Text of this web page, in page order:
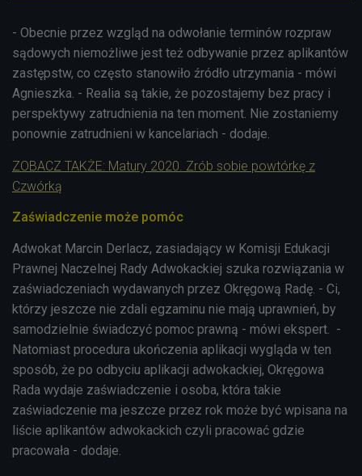
- Obecnie przez wzgląd na odwołanie terminów rozpraw
sądowych niemożliwe jest też odbywanie przez aplikantów
zastępstw, co często stanowiło źródło utrzymania - mówi
Agnieszka. - Realia są takie, że pozostajemy bez pracy i
perspektywy zatrudnienia na ten moment. Nie zostaniemy
ponownie zatrudnieni w kancelariach - dodaje.
ZOBACZ TAKŻE: Matury 2020. Zrób sobie powtórkę z
Czwórką
Zaświadczenie może pomóc
Adwokat Marcin Derlacz, zasiadający w Komisji Edukacji
Prawnej Naczelnej Rady Adwokackiej szuka rozwiązania w
zaświadczeniach wydawanych przez Okręgową Radę. - Ci,
którzy jeszcze nie zdali egzaminu nie mają uprawnień, by
samodzielnie świadczyć pomoc prawną - mówi ekspert. -
Natomiast procedura ukończenia aplikacji wygląda w ten
sposób, że po odbyciu aplikacji adwokackiej, Okręgowa
Rada wydaje zaświadczenie i osoba, która takie
zaświadczenie ma jeszcze przez rok może być wpisana na
liście aplikantów adwokackich czyli pracować gdzie
pracowała - dodaje.